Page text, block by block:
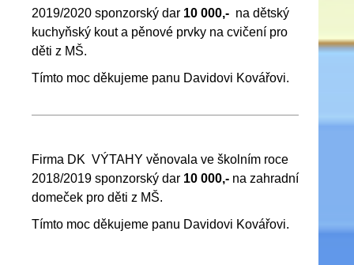
2019/2020 sponzorský dar 10 000,- na dětský
kuchyňský kout a pěnové prvky na cvičení pro
děti z MŠ.
Tímto moc děkujeme panu Davidovi Kovářovi.
Firma DK VÝTAHY věnovala ve školním roce
2018/2019 sponzorský dar 10 000,- na zahradní
domeček pro děti z MŠ.
Tímto moc děkujeme panu Davidovi Kovářovi.